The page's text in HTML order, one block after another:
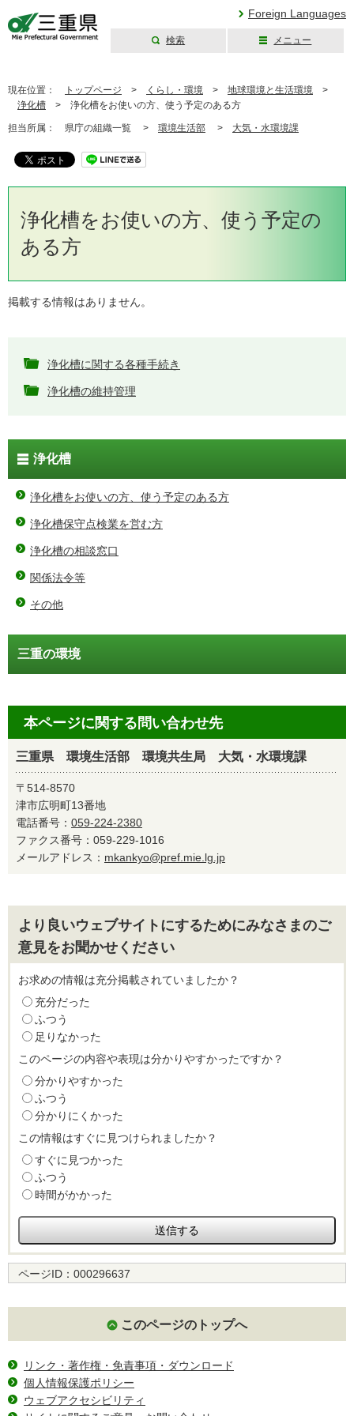
Foreign Languages
検索 メニュー
現在位置： トップページ > くらし・環境 > 地球環境と生活環境 >
浄化槽 > 浄化槽をお使いの方、使う予定のある方
担当所属： 県庁の組織一覧 > 環境生活部 > 大気・水環境課
浄化槽をお使いの方、使う予定の
ある方
掲載する情報はありません。
浄化槽に関する各種手続き
浄化槽の維持管理
浄化槽
浄化槽をお使いの方、使う予定のある方
浄化槽保守点検業を営む方
浄化槽の相談窓口
関係法令等
その他
三重の環境
本ページに関する問い合わせ先
三重県 環境生活部 環境共生局 大気・水環境課
〒514-8570
津市広明町13番地
電話番号： 059-224-2380
ファクス番号：059-229-1016
メールアドレス： mkankyo@pref.mie.lg.jp
より良いウェブサイトにするためにみなさまのご
意見をお聞かせください
お求めの情報は充分掲載されていましたか？
充分だった
ふつう
足りなかった
このページの内容や表現は分かりやすかったですか？
分かりやすかった
ふつう
分かりにくかった
この情報はすぐに見つけられましたか？
すぐに見つかった
ふつう
時間がかかった
ページID： 000296637
このページのトップへ
リンク・著作権・免責事項・ダウンロード
個人情報保護ポリシー
ウェブアクセシビリティ